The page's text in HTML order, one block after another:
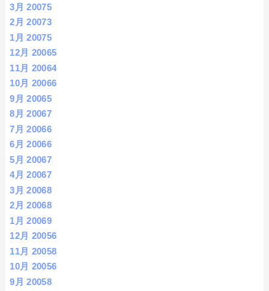
3月 20075
2月 20073
1月 20075
12月 20065
11月 20064
10月 20066
9月 20065
8月 20067
7月 20066
6月 20066
5月 20067
4月 20067
3月 20068
2月 20068
1月 20069
12月 20056
11月 20058
10月 20056
9月 20058